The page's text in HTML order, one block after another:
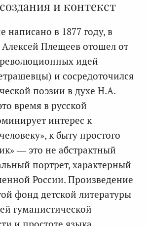
и контекст
написано в 1877 году, в
Алексей Плещеев отошел от
идей
и сосредоточился
поэзии в духе Н.А.
время в русской
интерес к
к быту простого
— это не абстрактный
портрет, характерный
России. Произведение
фонд детской литературы
гуманистической